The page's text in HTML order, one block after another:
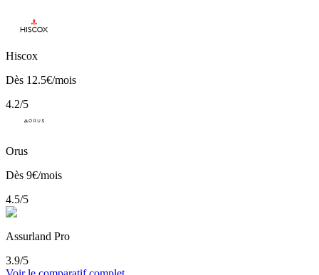
Hiscox
Dès 12.5€/mois
4.2/5
Orus
Dès 9€/mois
4.5/5
Assurland Pro
3.9/5